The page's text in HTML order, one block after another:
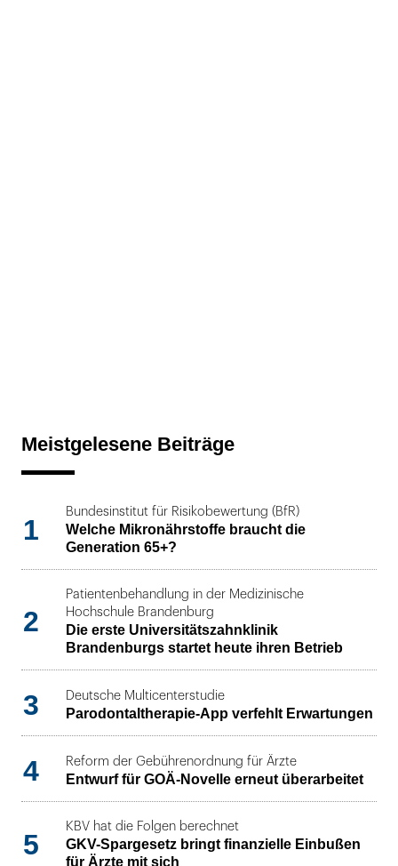
Meistgelesene Beiträge
1
Bundesinstitut für Risikobewertung (BfR)
Welche Mikronährstoffe braucht die
Generation 65+?
2
Patientenbehandlung in der Medizinische
Hochschule Brandenburg
Die erste Universitätszahnklinik
Brandenburgs startet heute ihren Betrieb
3 Deutsche Multicenterstudie
Parodontaltherapie-App verfehlt Erwartungen
4 Reform der Gebührenordnung für Ärzte
Entwurf für GOÄ-Novelle erneut überarbeitet
5
KBV hat die Folgen berechnet
GKV-Spargesetz bringt finanzielle Einbußen
für Ärzte mit sich